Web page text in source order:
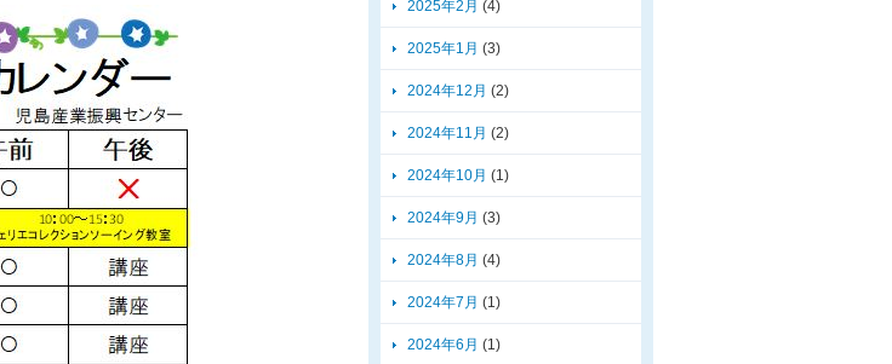
2025年2月 (4)
2025年1月 (3)
2024年12月 (2)
2024年11月 (2)
2024年10月 (1)
2024年9月 (3)
2024年8月 (4)
2024年7月 (1)
2024年6月 (1)